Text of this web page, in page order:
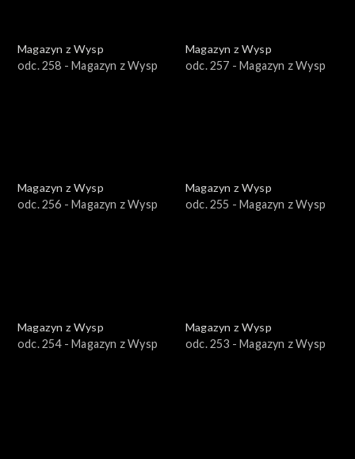
Magazyn z Wysp
odc. 258 - Magazyn z Wysp
Magazyn z Wysp
odc. 257 - Magazyn z Wysp
Magazyn z Wysp
odc. 256 - Magazyn z Wysp
Magazyn z Wysp
odc. 255 - Magazyn z Wysp
Magazyn z Wysp
odc. 254 - Magazyn z Wysp
Magazyn z Wysp
odc. 253 - Magazyn z Wysp